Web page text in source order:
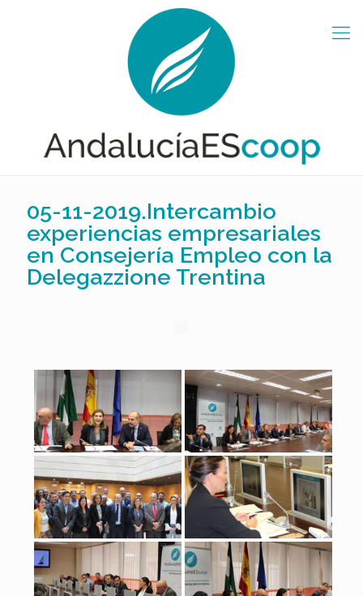
05-11-2019.Intercambio
experiencias empresariales
en Consejería Empleo con la
Delegazzione Trentina